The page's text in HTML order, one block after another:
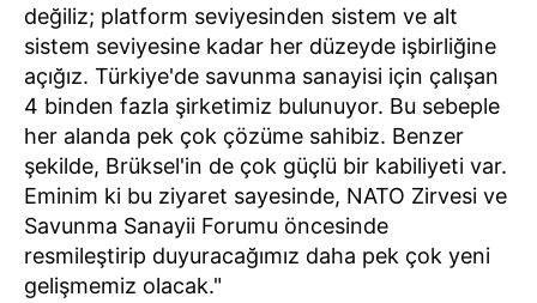
değiliz; platform seviyesinden sistem ve alt
sistem seviyesine kadar her düzeyde işbirliğine
açığız. Türkiye'de savunma sanayisi için çalışan
4 binden fazla şirketimiz bulunuyor. Bu sebeple
her alanda pek çok çözüme sahibiz. Benzer
şekilde, Brüksel'in de çok güçlü bir kabiliyeti var.
Eminim ki bu ziyaret sayesinde, NATO Zirvesi ve
Savunma Sanayii Forumu öncesinde
resmileştirip duyuracağımız daha pek çok yeni
gelişmemiz olacak."